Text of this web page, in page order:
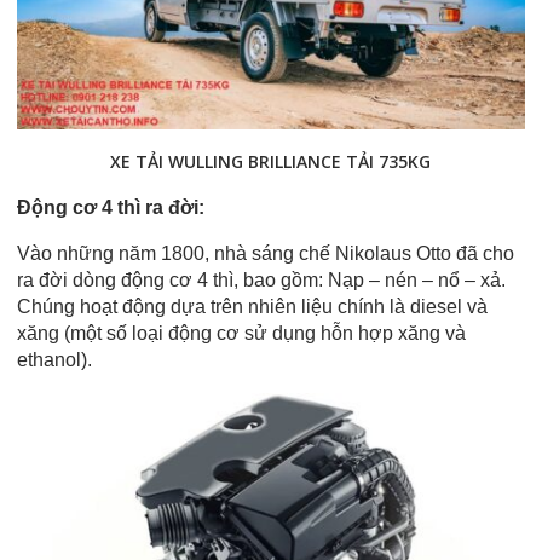
XE TẢI WULLING BRILLIANCE TẢI 735KG
Động cơ 4 thì ra đời:
Vào những năm 1800, nhà sáng chế Nikolaus Otto đã cho
ra đời dòng động cơ 4 thì, bao gồm: Nạp – nén – nổ – xả.
Chúng hoạt động dựa trên nhiên liệu chính là diesel và
xăng (một số loại động cơ sử dụng hỗn hợp xăng và
ethanol).